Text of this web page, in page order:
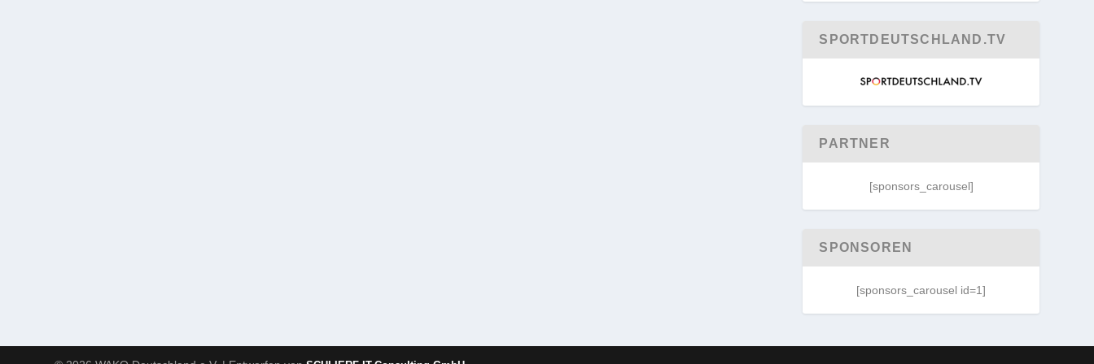
SPORTDEUTSCHLAND.TV
PARTNER
[sponsors_carousel]
SPONSOREN
[sponsors_carousel id=1]